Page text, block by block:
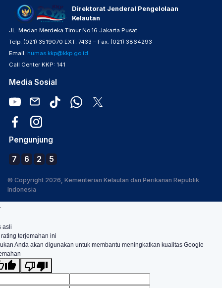
Direktorat Jenderal Pengelolaan
Kelautan
JL. Medan Merdeka Timur No.16 Jakarta Pusat
Telp. (021) 3519070 EXT. 7433 – Fax. (021) 3864293
Email: humas.kkp@kkp.go.id
Call Center KKP: 141
Media Sosial
Pengunjung
7 6 2 5
© Copyright 2026, Kementerian Kelautan dan Perikanan Republik
Indonesia
.
asli
terjemahan ini
Anda akan digunakan untuk membantu meningkatkan kualitas Google